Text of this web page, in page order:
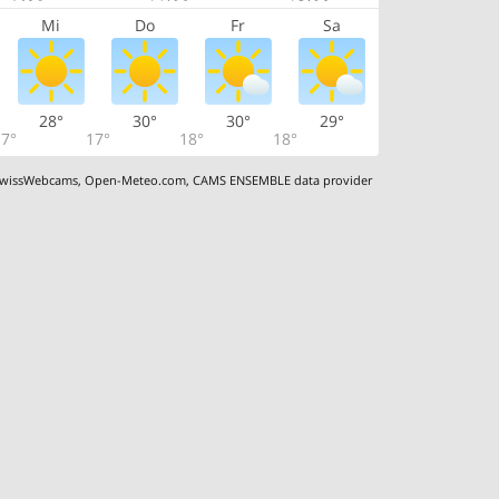
Mi Do Fr Sa
28°
17°
30°
18°
30°
18°
29°
,Open-Meteo.com,CAMS ENSEMBLE data provider